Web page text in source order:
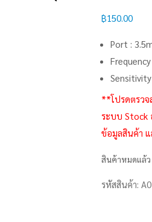
฿150.00
Port :
**โปรดตรว
ระบบ Stock
ข้อมูลสินค้า แ
สินค้าหมดแล้ว
รหัสสินค้า: